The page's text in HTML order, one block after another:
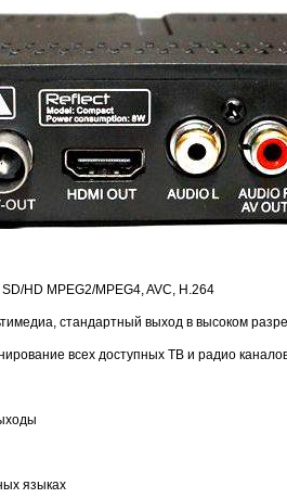
HD MPEG2/MPEG4, AVC, H.264
стандартный выход в высоком
всех доступных ТВ и радио
языках